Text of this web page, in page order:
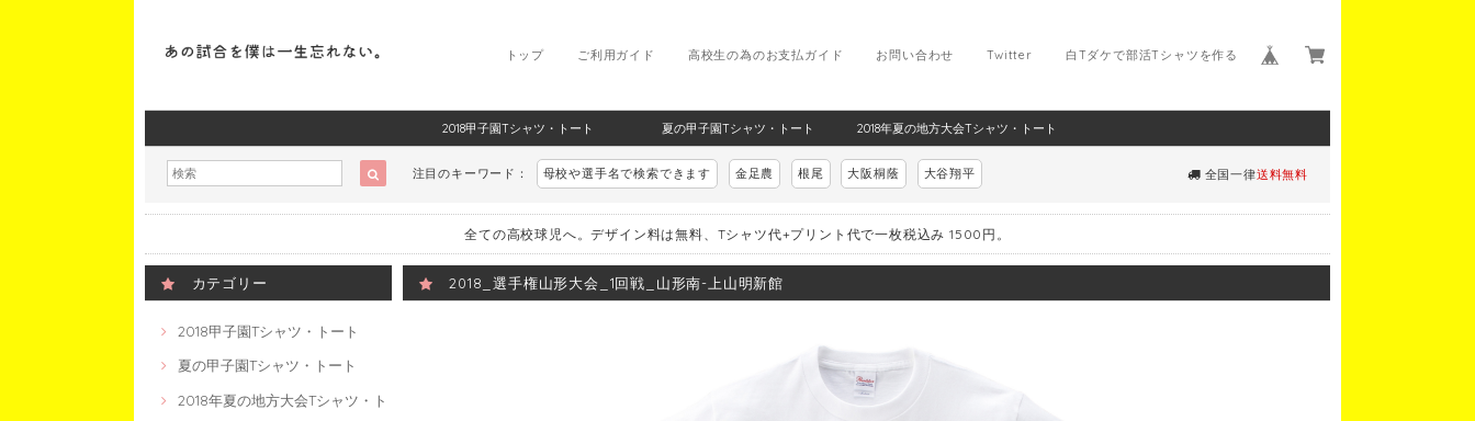
白Tダケで部活Tシャツを作る
Twitter
お問い合わせ
高校生の為のお支払ガイド
ご利用ガイド
トップ
2018甲子園Tシャツ・トート 夏の甲子園Tシャツ・トート 2018年夏の地方大会Tシャツ・トート
注目のキーワード： 母校や選手名で検索できます 金足農 根尾 大阪桐蔭 大谷翔平 全国一律送料無料
全ての高校球児へ。デザイン料は無料、Tシャツ代+プリント代で一枚税込み 1500円。
カテゴリー
2018甲子園Tシャツ・トート
夏の甲子園Tシャツ・トート
2018年夏の地方大会Tシャツ・ト
2018_選手権山形大会_1回戦_山形南-上山明新館